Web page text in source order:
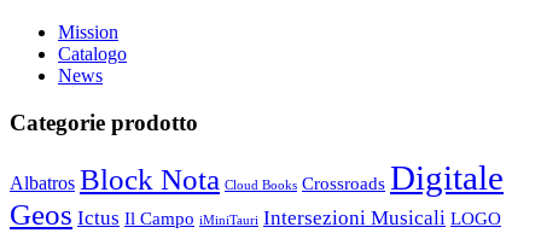
Mission
Catalogo
News
Categorie prodotto
Albatros Block Nota Cloud Books Crossroads Digitale
Geos Ictus Il Campo iMiniTauri Intersezioni Musicali LOGO